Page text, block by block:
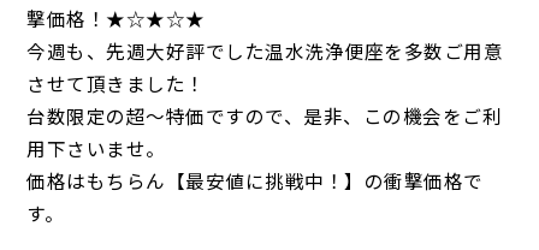
撃価格！★☆★☆★
今週も、先週大好評でした温水洗浄便座を多数ご用意
させて頂きました！
台数限定の超～特価ですので、是非、この機会をご利
用下さいませ。
価格はもちらん【最安値に挑戦中！】の衝撃価格で
す。